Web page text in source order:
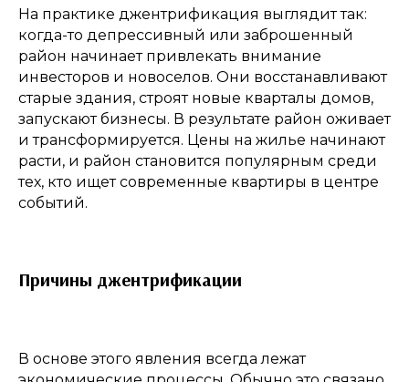
На практике джентрификация выглядит так:
когда-то депрессивный или заброшенный
район начинает привлекать внимание
инвесторов и новоселов. Они восстанавливают
старые здания, строят новые кварталы домов,
запускают бизнесы. В результате район оживает
и трансформируется. Цены на жилье начинают
расти, и район становится популярным среди
тех, кто ищет современные квартиры в центре
событий.
Причины джентрификации
В основе этого явления всегда лежат